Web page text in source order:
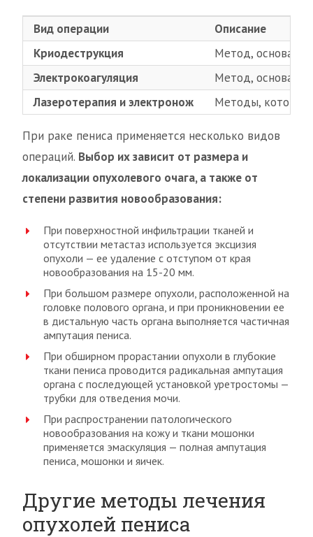
Вид операции
Описание
Криодеструкция
Метод,
Электрокоагуляция
Метод,
Лазеротерапия и электронож
Методы, которые
При раке пениса применяется несколько видов
операций. Выбор их зависит от размера и
локализации опухолевого очага, а также от
степени развития новообразования:
При поверхностной инфильтрации тканей и
отсутствии метастаз используется эксцизия
опухоли — ее удаление с отступом от края
новообразования на 15-20 мм.
При большом размере опухоли, расположенной на
головке полового органа, и при проникновении ее
в дистальную часть органа выполняется частичная
ампутация пениса.
При обширном прорастании опухоли в глубокие
ткани пениса проводится радикальная ампутация
органа с последующей установкой уретростомы —
трубки для отведения мочи.
При распространении патологического
новообразования на кожу и ткани мошонки
применяется эмаскуляция — полная ампутация
пениса, мошонки и яичек.
Другие методы лечения
опухолей пениса